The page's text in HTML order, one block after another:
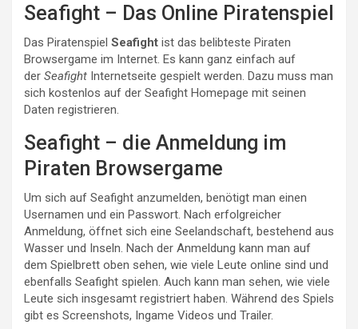
Seafight – Das Online Piratenspiel
Das Piratenspiel Seafight ist das belibteste Piraten
Browsergame im Internet. Es kann ganz einfach auf
der Seafight Internetseite gespielt werden. Dazu muss man
sich kostenlos auf der Seafight Homepage mit seinen
Daten registrieren.
Seafight – die Anmeldung im
Piraten Browsergame
Um sich auf Seafight anzumelden, benötigt man einen
Usernamen und ein Passwort. Nach erfolgreicher
Anmeldung, öffnet sich eine Seelandschaft, bestehend aus
Wasser und Inseln. Nach der Anmeldung kann man auf
dem Spielbrett oben sehen, wie viele Leute online sind und
ebenfalls Seafight spielen. Auch kann man sehen, wie viele
Leute sich insgesamt registriert haben. Während des Spiels
gibt es Screenshots, Ingame Videos und Trailer.